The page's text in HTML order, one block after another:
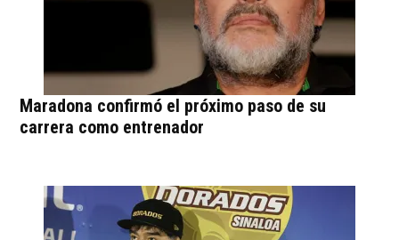
Maradona confirmó el próximo paso de su
carrera como entrenador